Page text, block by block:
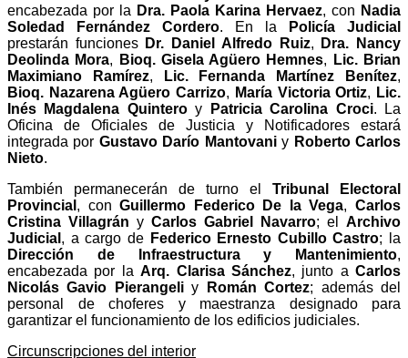
encabezada por la Dra. Paola Karina Hervaez, con Nadia
Soledad Fernández Cordero. En la
Policía Judicial
prestarán funciones Dr. Daniel Alfredo Ruiz,
Dra. Nancy
Deolinda Mora, Bioq. Gisela Agüero Hemnes,
Lic. Brian
Maximiano Ramírez, Lic. Fernanda Martínez Benítez,
Bioq. Nazarena Agüero Carrizo, María Victoria Ortiz, Lic.
Inés Magdalena Quinteroy Patricia Carolina Croci. La
Oficina de Oficiales de Justicia y Notificadores estará
integrada por Gustavo Darío Mantovaniy Roberto Carlos
Nieto.
También permanecerán de turno el Tribunal Electoral
Provincial , conGuillermo Federico De la Vega,Carlos
Cristina Villagrán y Carlos Gabriel Navarro; el Archivo
Judicial , a cargo de Federico Ernesto Cubillo Castro; la
Dirección de Infraestructura y Mantenimiento,
encabezada por laArq. Clarisa Sánchez, junto a Carlos
Nicolás Gavio Pierangeliy Román Cortez; además del
personal de choferes y maestranza designado para
garantizar el funcionamiento de los edificios judiciales.
Circunscripciones del interior